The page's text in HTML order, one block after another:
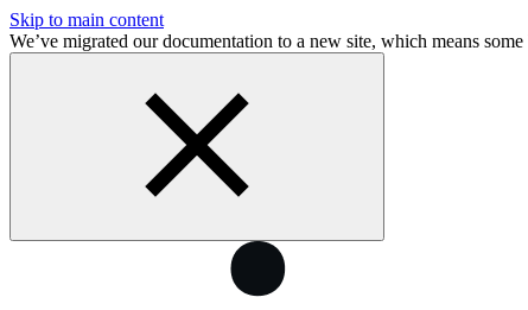
Skip to main content
We’ve migrated our documentation to a new site, which means